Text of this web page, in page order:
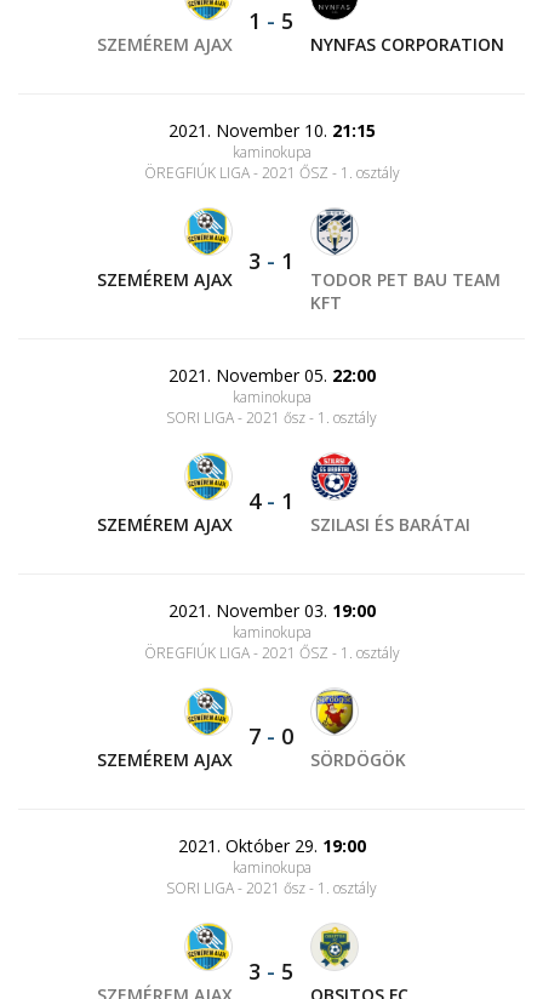
SZEMÉREM AJAX
1 - 5
NYNFAS CORPORATION
2021. November 10. 21:15
kaminokupa
ÖREGFIÚK LIGA - 2021 ŐSZ - 1. osztály
SZEMÉREM AJAX
3 - 1
TODOR PET BAU TEAM
KFT
2021. November 05. 22:00
kaminokupa
SORI LIGA - 2021 ősz - 1. osztály
SZEMÉREM AJAX
4- 1
SZILASI ÉS BARÁTAI
2021. November 03. 19:00
kaminokupa
ÖREGFIÚK LIGA - 2021 ŐSZ - 1. osztály
SZEMÉREM AJAX
7 - 0
SÖRDÖGÖK
2021. Október 29. 19:00
kaminokupa
SORI LIGA - 2021 ősz - 1. osztály
3 - 5